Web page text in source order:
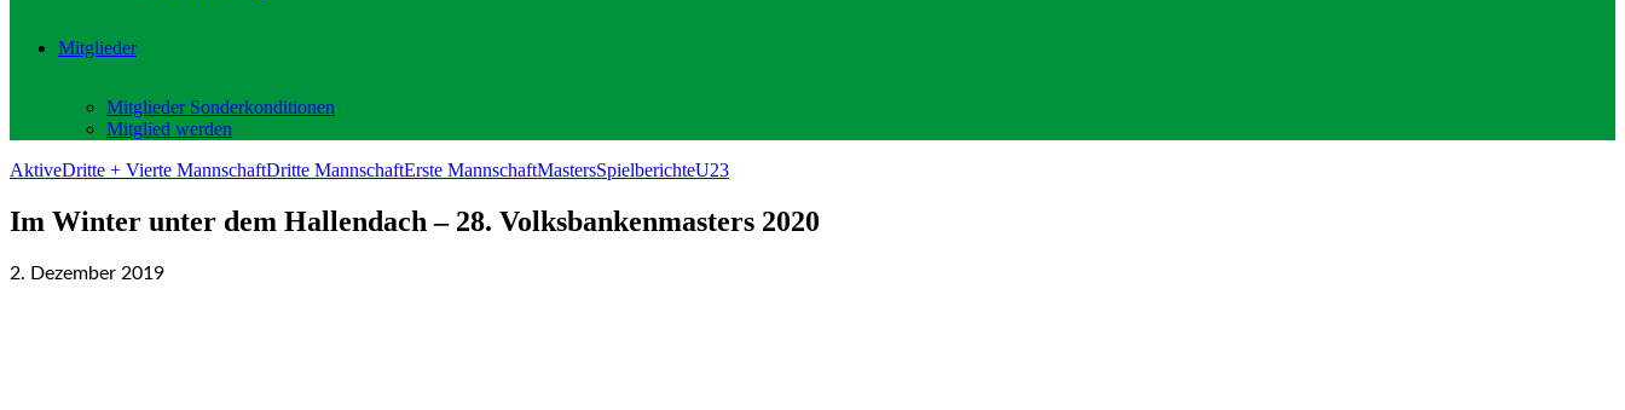
Mitglieder
Mitglieder Sonderkonditionen
Mitglied werden
AktiveDritte + Vierte MannschaftDritte MannschaftErste MannschaftMastersSpielberichteU23
Im Winter unter dem Hallendach – 28. Volksbankenmasters 2020
2. Dezember 2019